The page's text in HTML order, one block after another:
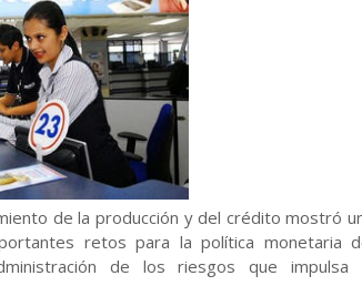
de la producción y del crédito mostró
retos para la política monetaria
de los riesgos que impulsa